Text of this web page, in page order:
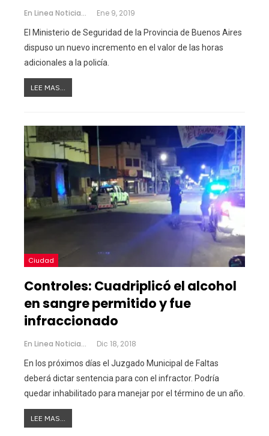
En Linea Noticias Ene 9, 2019
El Ministerio de Seguridad de la Provincia de Buenos Aires
dispuso un nuevo incremento en el valor de las horas
adicionales a la policía.
LEE MAS...
Ciudad
Controles: Cuadriplicó el alcohol
en sangre permitido y fue
infraccionado
En Linea Noticias Dic 18, 2018
En los próximos días el Juzgado Municipal de Faltas
deberá dictar sentencia para con el infractor. Podría
quedar inhabilitado para manejar por el término de un año.
LEE MAS...